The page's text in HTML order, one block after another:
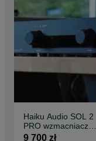
Haiku Audio SOL 2
PRO wzmacniacz
zintegrowany
9 700 zł